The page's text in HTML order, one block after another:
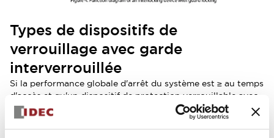
Types de dispositifs de
verrouillage avec garde
interverrouillée
Si la performance globale d'arrêt du système est ≥ au temps
d'accès et qu'un dispositif de protection verrouillable avec
blocage est requis, le type de dispositif de protection
verrouillable doit être celui illustré à la figure 5 ou à la
figure 6.